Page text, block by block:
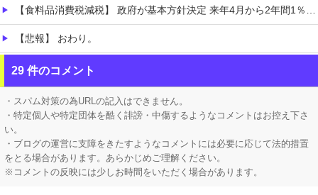
【食料品消費税減税】 政府が基本方針決定 来年4月から2年間1％に8月5日
【悲報】 おわり。
【ホロライブ】 ※杉田さんはねっ子神です
【VTuber】 千羽師匠、Grokに自分の気持ち悪いツイート聞くやつやってるのかなって思ったら相手鴨神やんけ
29 件のコメント
・スパム対策の為URLの記入はできません。
・特定個人や特定団体を酷く誹謗・中傷するようなコメントはお控え下さ
い。
・ブログの運営に支障をきたすようなコメントには必要に応じて法的措置
をとる場合があります。あらかじめご理解ください。
※コメントの反映には少しお時間をいただく場合があります。